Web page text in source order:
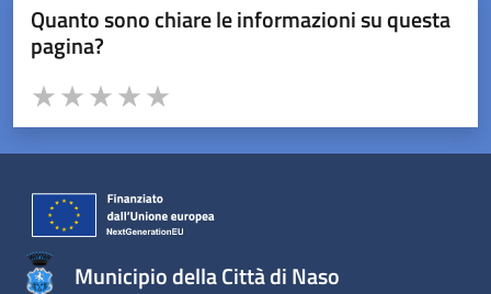
Quanto sono chiare le informazioni su questa
pagina?
Valuta da 1 a 5 stelle la pagina
Valuta 5 stelle su 5
Valuta 4 stelle su 5
Valuta 3 stelle su 5
Valuta 2 stelle su 5
Valuta 1 stelle su 5
Municipio della Città di Naso